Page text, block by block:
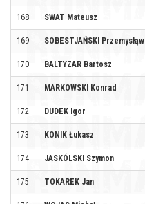
168 SWAT Mateusz
169 SOBESTJAŃSKI Przemysłąw
170 BALTYZAR Bartosz
171 MARKOWSKI Konrad
172 DUDEK Igor
173 KONIK Łukasz
174 JASKÓLSKI Szymon
175 TOKAREK Jan